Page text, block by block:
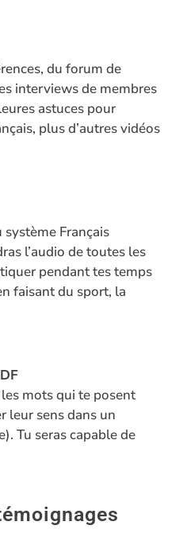
du forum de
interviews de membres
astuces pour
plus d’autres vidéos
système Français
l’audio de toutes les
pendant tes temps
faisant du sport, la
mots qui te posent
leur sens dans un
Tu seras capable de
de passe